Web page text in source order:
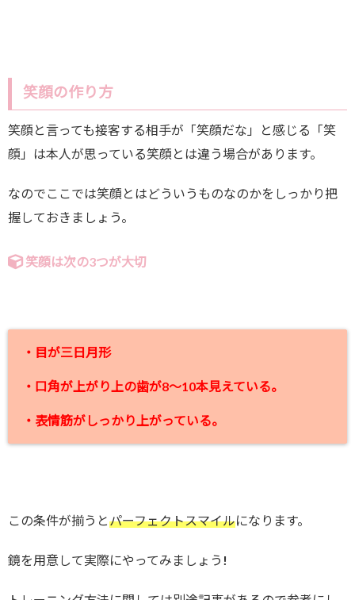
笑顔の作り方
笑顔と言っても接客する相手が「笑顔だな」と感じる「笑
顔」は本人が思っている笑顔とは違う場合があります。
なのでここでは笑顔とはどういうものなのかをしっかり把
握しておきましょう。
笑顔は次の3つが大切
・目が三日月形
・口角が上がり上の歯が8～10本見えている。
・表情筋がしっかり上がっている。
この条件が揃うとパーフェクトスマイルになります。
鏡を用意して実際にやってみましょう!